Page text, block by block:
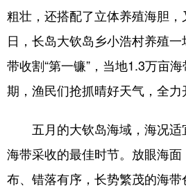
地方频道
首页 山东新闻
文娱 融媒秀
健康 微视齐鲁
粗壮，还搭配了立体养殖海胆，
日，长岛大钦岛乡小浩村养殖
带收割“第一镰”，当地1.3万亩
期，渔民们抢抓晴好天气，全力
五月的大钦岛海域，海况适
海带采收的最佳时节。放眼海
布、错落有序，长势繁茂的海